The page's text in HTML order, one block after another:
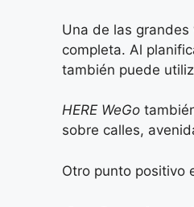
Una de las grandes
completa. Al
también puede
HERE WeGo
sobre calles,
Otro punto positivo